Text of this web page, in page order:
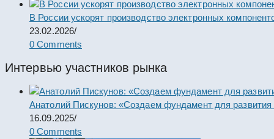
В России ускорят производство электронных
23.02.2026/
0 Comments
Интервью участников рынка
Анатолий Пискунов: «Создаем фундамент для развития
16.09.2025/
0 Comments